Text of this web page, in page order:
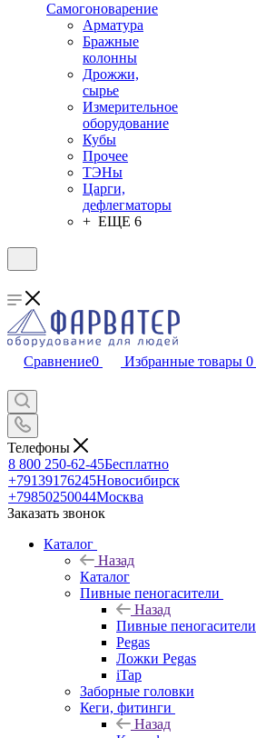
Самогоноварение
Арматура
Бражные
колонны
Дрожжи,
сырье
Измерительное
оборудование
Кубы
Прочее
ТЭНы
Царги,
дефлегматоры
+ ЕЩЕ 6
Сравнение0 Избранные товары 0
Телефоны
8 800 250-62-45Бесплатно
+79139176245Новосибирск
+79850250044Москва
Заказать звонок
Каталог
Назад
Каталог
Пивные пеногасители
Назад
Пивные пеногасители
Pegas
Ложки Pegas
iTap
Заборные головки
Кеги, фитинги
Назад